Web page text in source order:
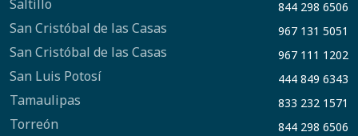
Saltillo 844 298 6506
San Cristóbal de las Casas 967 131 5051
San Cristóbal de las Casas 967 111 1202
San Luis Potosí 444 849 6343
Tamaulipas 833 232 1571
Torreón 844 298 6506